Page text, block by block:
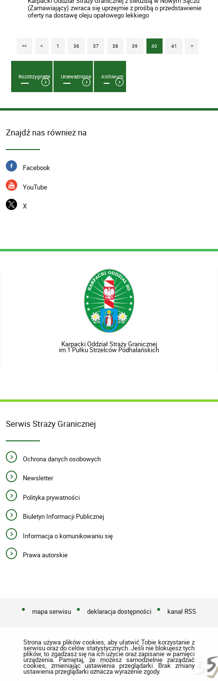
(Zamawiający) zwraca się uprzejmie z prośbą o przedstawienie
oferty na dostawę oleju opałowego lekkiego
<< < 1 36 37 38 39 40 41 >
Rozstrzygnięte Unieważnione Archiwum
Znajdź nas również na
Facebook
YouTube
X
Karpacki Oddział Straży Granicznej
im.1 Pułku Strzelców Podhalańskich
Serwis Straży Granicznej
Ochrona danych osobowych
Newsletter
Polityka prywatności
Biuletyn Informacji Publicznej
Informacja o komunikowaniu się
Prawa autorskie
mapa serwisu deklaracja dostępności kanał RSS
Strona używa plików cookies, aby ułatwić Tobie korzystanie z
serwisu oraz do celów statystycznych. Jeśli nie blokujesz tych
plików, to zgadzasz się na ich użycie oraz zapisanie w pamięci
urządzenia. Pamiętaj, że możesz samodzielnie zarządzać
cookies, zmieniając ustawienia przeglądarki. Brak zmiany
ustawienia przeglądarki oznacza wyrażenie zgody.